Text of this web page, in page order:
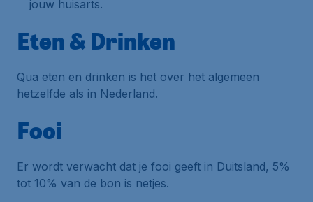
jouw huisarts.
Eten & Drinken
Qua eten en drinken is het over het algemeen
hetzelfde als in Nederland.
Fooi
Er wordt verwacht dat je fooi geeft in Duitsland, 5%
tot 10% van de bon is netjes.